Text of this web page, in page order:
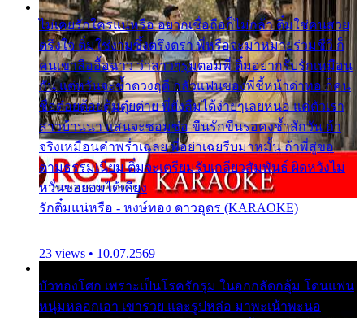
ไม่เคยรักใครแน่หรือ อยากเชื่อถือก็ไม่กล้า ติ๋มใช่คนสวย
ตรึงใจ ติ๋มใช่งามซึ้งตรึงตรา พี่หรือจะมาหมายร่วมชีวี ก็
คนเขาลืออื้อฉาว ว่าสาวๆรุมตอมพี่ ติ๋มอยากรับรักเหมือน
กัน แต่หวั่นจะช้ำดวงฤดี กลัวแฟนของพี่ชี้หน้าด่าทอ ก็คน
ชื่อต๋อยต้อยตุ้มตุ๋ยต่าย พี่ยังลืมได้ง่ายๆเลยหนอ แค่ตัวเรา
สาวบ้านนา แสนจะซอมซ่อ ขืนรักขืนรอคงช้ำสักวัน ถ้า
จริงเหมือนคำพร่ำเฉลย พี่อย่าเฉยรีบมาหมั้น ถ้าพี่สู่ขอ
ตามธรรมเนียม ติ๋มจะเตรียมรับเกลียวสัมพันธ์ ผิดหวังไม่
หวั่นขอยอมได้เคียง
รักติ๋มแน่หรือ - หงษ์ทอง ดาวอุดร (KARAOKE)
23 views • 10.07.2569
บัวทองโศก เพราะเป็นโรครักรุม ในอกกลัดกลุ้ม โดนแฟน
หนุ่มหลอกเอา เขารวย และรูปหล่อ มาพะเน้าพะนอ